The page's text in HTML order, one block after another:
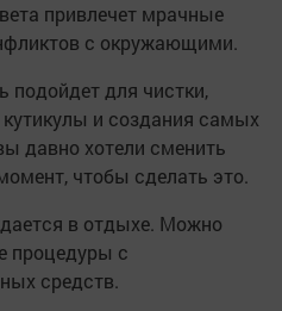
привлечет мрачные
с окружающими.
для чистки,
и создания самых
давно хотели сменить
чтобы сделать это.
в отдыхе. Можно
процедуры с
средств.